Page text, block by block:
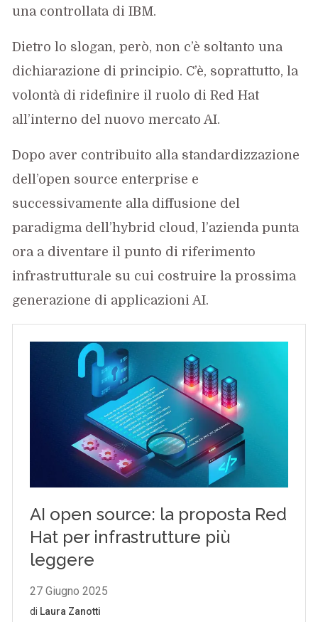
una controllata di IBM.
Dietro lo slogan, però, non c’è soltanto una
dichiarazione di principio. C’è, soprattutto, la
volontà di ridefinire il ruolo di Red Hat
all’interno del nuovo mercato AI.
Dopo aver contribuito alla standardizzazione
dell’open source enterprise e
successivamente alla diffusione del
paradigma dell’hybrid cloud, l’azienda punta
ora a diventare il punto di riferimento
infrastrutturale su cui costruire la prossima
generazione di applicazioni AI.